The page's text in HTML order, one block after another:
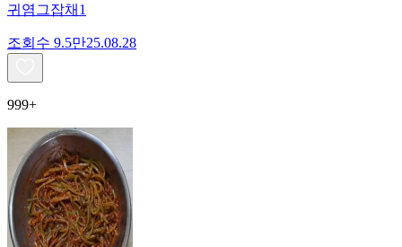
귀염그잡채1
조회수 9.5만25.08.28
999+